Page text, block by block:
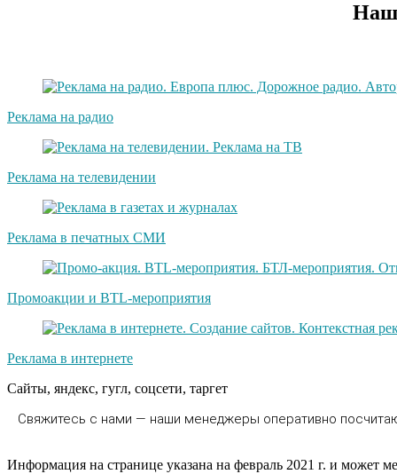
Реклама на радио
Реклама на телевидении
Реклама в печатных СМИ
Промоакции и BTL-мероприятия
Реклама в интернете
Сайты, яндекс, гугл, соцсети, таргет
Свяжитесь с нами — наши менеджеры оперативно
Информация на странице указана на февраль 2021 г. и может